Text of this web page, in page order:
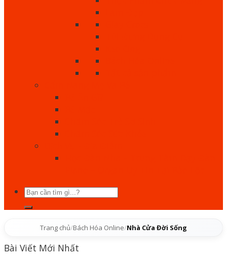
Tìm
Trang chủ/Bách Hóa Online/Nhà Cửa Đời Sống
Bài Viết Mới Nhất